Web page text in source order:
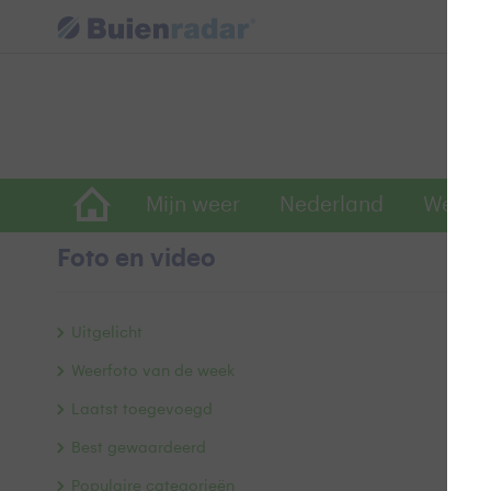
Mijn weer Nederland
Foto en video
Uitgelicht
Weerfoto van de week
Laatst toegevoegd
Best gewaardeerd
Populaire categorieën